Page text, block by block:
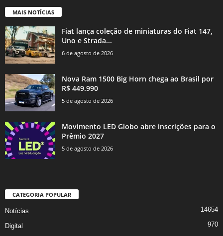
MAIS NOTÍCIAS
Fiat lança coleção de miniaturas do Fiat 147,
Uno e Strada...
6 de agosto de 2026
Nova Ram 1500 Big Horn chega ao Brasil por
R$ 449.990
5 de agosto de 2026
Movimento LED Globo abre inscrições para o
Prêmio 2027
5 de agosto de 2026
CATEGORIA POPULAR
Notícias 14654
Digital
970